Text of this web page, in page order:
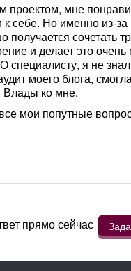
проектом, мне
себе. Но именно из-за
сочетать
и делает это
специалисту, я не
моего блога,
Влады ко мне.
мои попутные
прямо сейчас